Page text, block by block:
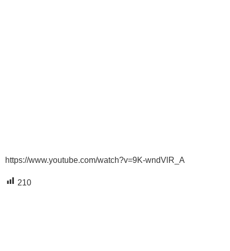
https://www.youtube.com/watch?v=9K-wndVlR_A
210